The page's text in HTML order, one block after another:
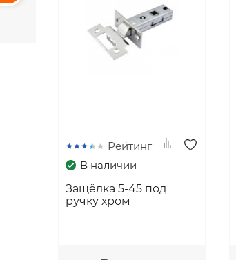
Рейтинг
В наличии
Защёлка 5-45 под
ручку хром